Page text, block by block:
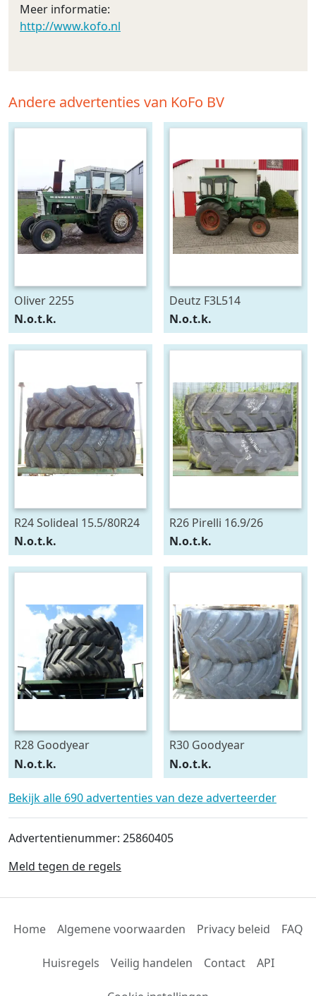
Meer informatie:
http://www.kofo.nl
Andere advertenties van KoFo BV
Oliver 2255
N.o.t.k.
Deutz F3L514
N.o.t.k.
R24 Solideal 15.5/80R24
N.o.t.k.
R26 Pirelli 16.9/26
N.o.t.k.
R28 Goodyear
540/75R28
N.o.t.k.
R30 Goodyear
600/70R30
N.o.t.k.
Bekijk alle 690 advertenties van deze adverteerder
Advertentienummer: 25860405
Meld tegen de regels
Home Algemene voorwaarden Privacy beleid FAQ
Huisregels Veilig handelen Contact API